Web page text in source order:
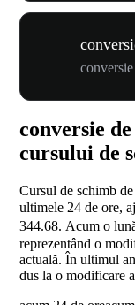
conversie
cursului de
Cursul de schimb
ultimele 24 de ore,
344.68. Acum o
reprezentând o
actuală. În ultimul
dus la o modificare